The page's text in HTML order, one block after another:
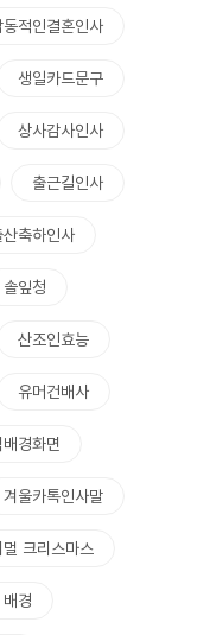
동적인결혼인사
생일카드문구
상사감사인사
출근길인사
산축하인사
솔잎청
산조인효능
유머건배사
배경화면
겨울카톡인사말
멀 크리스마스
경